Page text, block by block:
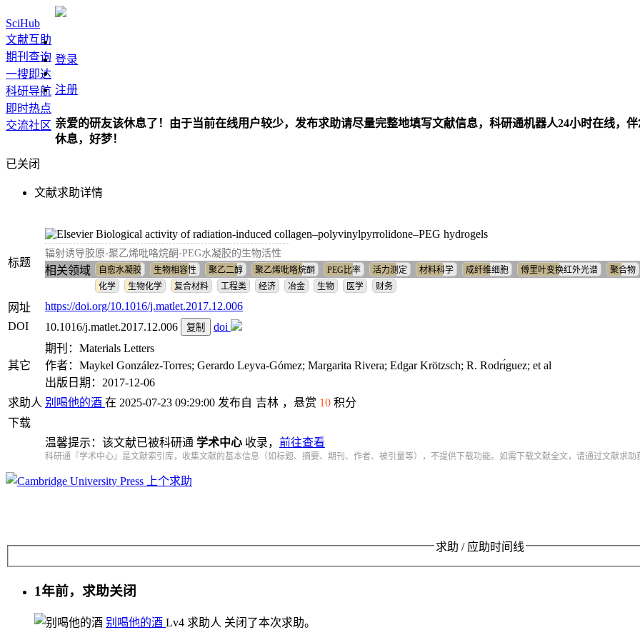
SciHub
文献互助
期刊查询
一搜即达
科研导航
即时热点
交流社区
登录
注册
亲爱的研友该休息了！由于当前在线用户较少，发布求助请尽量完整地填写文献信息，科研通机器人24小时在线，
休息，好梦！
已关闭
文献求助详情
标题
Biological activity of radiation-induced collagen–polyvinylpyrrolidone–PEG hydrogels
辐射诱导胶原-聚乙烯吡咯烷酮-PEG水凝胶的生物活性
相关领域 自愈水凝胶 生物相容性 聚乙二醇 聚乙烯吡咯烷酮 PEG比率 活力测定 材料科学 成纤维细胞 傅里叶变换红外光谱 聚合物
化学
生物化学 复合材料 工程类 经济 冶金 生物 医学 财务
网址
https://doi.org/10.1016/j.matlet.2017.12.006
DOI
10.1016/j.matlet.2017.12.006 复制 doi
其它
期刊：Materials Letters
作者：Maykel González‐Torres; Gerardo Leyva‐Gómez; Margarita Rivera; Edgar Krötzsch; R. Rodrı́guez; et al
出版日期：2017-12-06
求助人 别喝他的酒 在 2025-07-23 09:29:00 发布自 吉林 ，悬赏 10 积分
下载
温馨提示：该文献已被科研通 学术中心 收录， 前往查看
科研通『学术中心』是文献索引库，收集文献的基本信息（如标题、摘要、期刊、作者、被引量等），不提供下载功能。如需下载文献全文，请通过文献求助
上个求助
求助 / 应助时间线
1年前，求助关闭
别喝他的酒 Lv4 求助人 关闭了本次求助。